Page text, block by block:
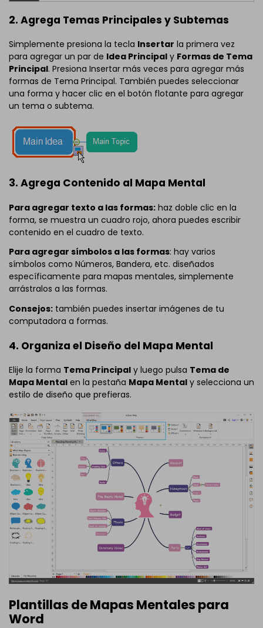
2. Agrega Temas Principales y Subtemas
Simplemente presiona la tecla Insertar la primera vez
para agregar un par de Idea Principal y Formas de Tema
Principal. Presiona Insertar más veces para agregar más
formas de Tema Principal. También puedes seleccionar
una forma y hacer clic en el botón flotante para agregar
un tema o subtema.
3. Agrega Contenido al Mapa Mental
Para agregar texto a las formas: haz doble clic en la
forma, se muestra un cuadro rojo, ahora puedes escribir
contenido en el cuadro de texto.
Para agregar símbolos a las formas: hay varios
símbolos como Números, Bandera, etc. diseñados
específicamente para mapas mentales, simplemente
arrástralos a las formas.
Consejos: también puedes insertar imágenes de tu
computadora a formas.
4. Organiza el Diseño del Mapa Mental
Elije la forma Tema Principal y luego pulsa Tema de
Mapa Mental en la pestaña Mapa Mental y selecciona un
estilo de diseño que prefieras.
Plantillas de Mapas Mentales para
Word